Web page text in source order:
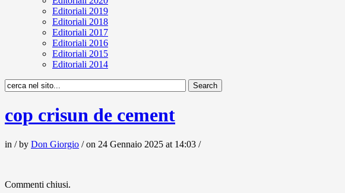
Editoriali 2019
Editoriali 2018
Editoriali 2017
Editoriali 2016
Editoriali 2015
Editoriali 2014
cop crisun de cement
in / by Don Giorgio / on 24 Gennaio 2025 at 14:03 /
Commenti chiusi.